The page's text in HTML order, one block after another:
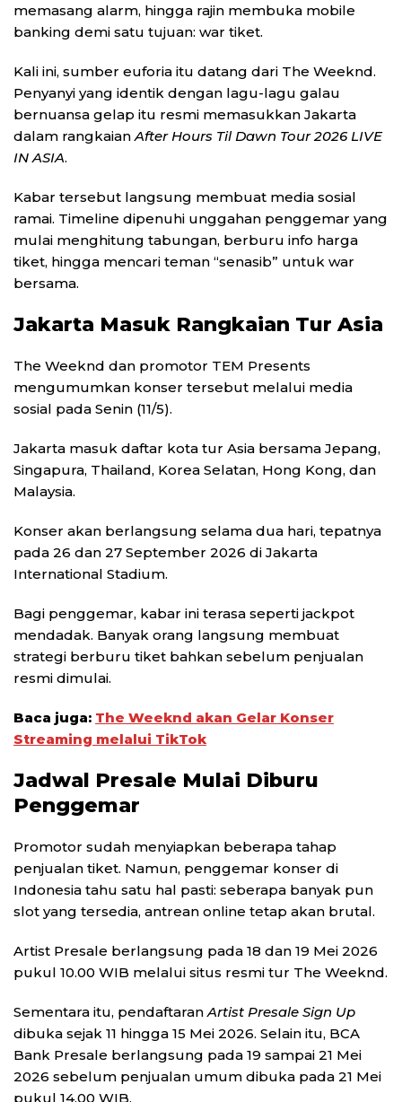
memasang alarm, hingga rajin membuka mobile
banking demi satu tujuan: war tiket.
Kali ini, sumber euforia itu datang dari The Weeknd.
Penyanyi yang identik dengan lagu-lagu galau
bernuansa gelap itu resmi memasukkan Jakarta
dalam rangkaian After Hours Til Dawn Tour 2026 LIVE
IN ASIA.
Kabar tersebut langsung membuat media sosial
ramai. Timeline dipenuhi unggahan penggemar yang
mulai menghitung tabungan, berburu info harga
tiket, hingga mencari teman “senasib” untuk war
bersama.
Jakarta Masuk Rangkaian Tur Asia
The Weeknd dan promotor TEM Presents
mengumumkan konser tersebut melalui media
sosial pada Senin (11/5).
Jakarta masuk daftar kota tur Asia bersama Jepang,
Singapura, Thailand, Korea Selatan, Hong Kong, dan
Malaysia.
Konser akan berlangsung selama dua hari, tepatnya
pada 26 dan 27 September 2026 di Jakarta
International Stadium.
Bagi penggemar, kabar ini terasa seperti jackpot
mendadak. Banyak orang langsung membuat
strategi berburu tiket bahkan sebelum penjualan
resmi dimulai.
Baca juga: The Weeknd akan Gelar Konser
Streaming melalui TikTok
Jadwal Presale Mulai Diburu
Penggemar
Promotor sudah menyiapkan beberapa tahap
penjualan tiket. Namun, penggemar konser di
Indonesia tahu satu hal pasti: seberapa banyak pun
slot yang tersedia, antrean online tetap akan brutal.
Artist Presale berlangsung pada 18 dan 19 Mei 2026
pukul 10.00 WIB melalui situs resmi tur The Weeknd.
Sementara itu, pendaftaran Artist Presale Sign Up
dibuka sejak 11 hingga 15 Mei 2026. Selain itu, BCA
Bank Presale berlangsung pada 19 sampai 21 Mei
2026 sebelum penjualan umum dibuka pada 21 Mei
pukul 14.00 WIB.